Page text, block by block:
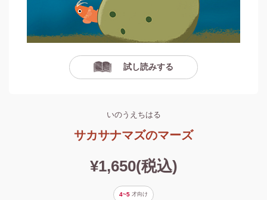
試し読みする
いのうえちはる
サカサナマズのマーズ
¥1,650(税込)
4~5 才向け